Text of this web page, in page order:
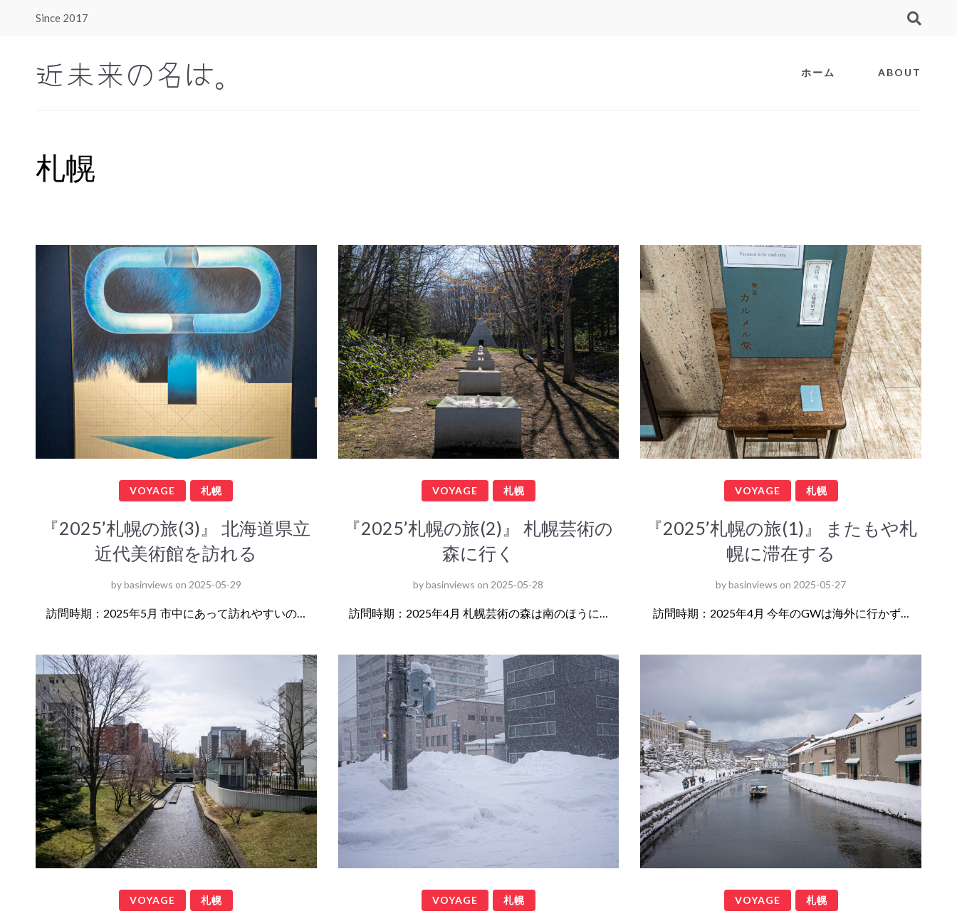
近未来の名は。
Since 2017
ホーム ABOUT
札幌
VOYAGE 札幌
『2025’札幌の旅(3)』 北海道県立
近代美術館を訪れる
bybasinviews on 2025-05-29
訪問時期：2025年5月 市中にあって訪れやすいの…
VOYAGE 札幌
『2025’札幌の旅(2)』 札幌芸術の
森に行く
bybasinviews on 2025-05-28
訪問時期：2025年4月 札幌芸術の森は南のほうに…
VOYAGE 札幌
『2025’札幌の旅(1)』 またもや札
幌に滞在する
bybasinviews on 2025-05-27
訪問時期：2025年4月 今年のGWは海外に行かず…
VOYAGE 札幌 VOYAGE 札幌 VOYAGE 札幌